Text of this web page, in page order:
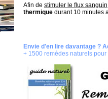
Afin de stimuler le flux sanguin
thermique durant 10 minutes
Envie d'en lire davantage ?
+ 1500 remèdes naturels